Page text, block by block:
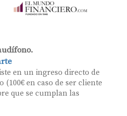
en un ingreso directo de
en caso de ser cliente
que se cumplan las